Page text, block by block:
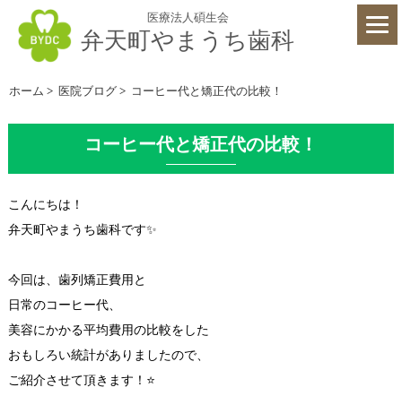
医療法人碩生会
弁天町やまうち歯科
ホーム > 医院ブログ > コーヒー代と矯正代の比較！
コーヒー代と矯正代の比較！
こんにちは！
弁天町やまうち歯科です✨
今回は、歯列矯正費用と
日常のコーヒー代、
美容にかかる平均費用の比較をした
おもしろい統計がありましたので、
ご紹介させて頂きます！⭐️